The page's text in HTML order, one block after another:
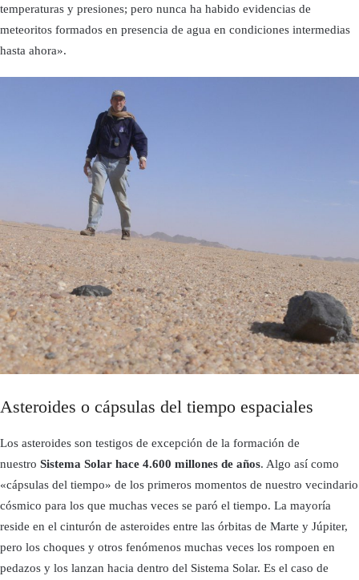
temperaturas y presiones; pero nunca ha habido evidencias de
meteoritos formados en presencia de agua en condiciones intermedias
hasta ahora».
Asteroides o cápsulas del tiempo espaciales
Los asteroides son testigos de excepción de la formación de
nuestro Sistema Solar hace 4.600 millones de años. Algo así como
«cápsulas del tiempo» de los primeros momentos de nuestro vecindario
cósmico para los que muchas veces se paró el tiempo. La mayoría
reside en el cinturón de asteroides entre las órbitas de Marte y Júpiter,
pero los choques y otros fenómenos muchas veces los rompoen en
pedazos y los lanzan hacia dentro del Sistema Solar. Es el caso de